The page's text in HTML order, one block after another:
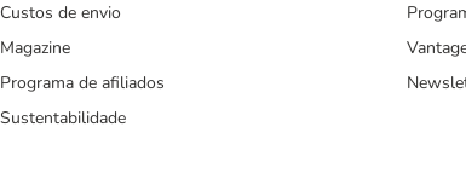
Custos de envio
Magazine
Programa de afiliados
Sustentabilidade